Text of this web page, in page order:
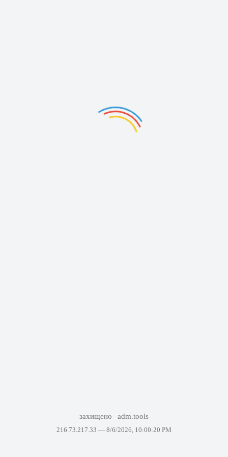
захищено adm.tools
216.73.217.33 — 8/6/2026, 10:00:20 PM